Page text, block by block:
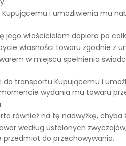
i umożliwienia mu
właścicielem dopiero po
własności towaru zgodnie z
w miejscu spełnienia
transportu Kupującemu i
wydania mu towaru
również na tę nadwyżkę, chyba
według ustalonych
przedmiot do przechowywania.